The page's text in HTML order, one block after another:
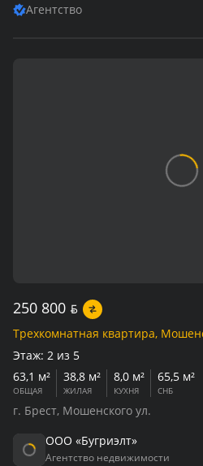
Агентство
250 800 BYN
Трехкомнатная квартира,
Этаж: 2 из 5
63,1 м²
ОБЩАЯ
38,8 м²
ЖИЛАЯ
8,0 м²
КУХНЯ
65,5 м²
СНБ
г. Брест, Мошенского ул.
ООО «Бугриэлт»
Агентство недвижимости